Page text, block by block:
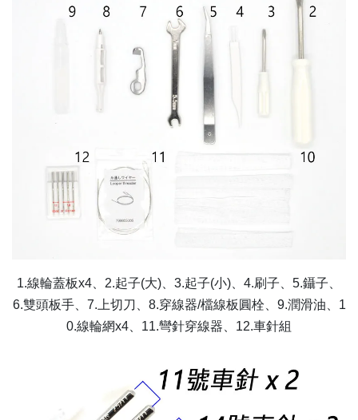
1.線輪蓋板x4、2.起子(大)、3.起子(小)、4.刷子、5.鑷子、
6.雙頭板手、7.上切刀、8.穿線器/檔線板圓栓、9.潤滑油、1
0.線輪網x4、11.彎針穿線器、12.車針組